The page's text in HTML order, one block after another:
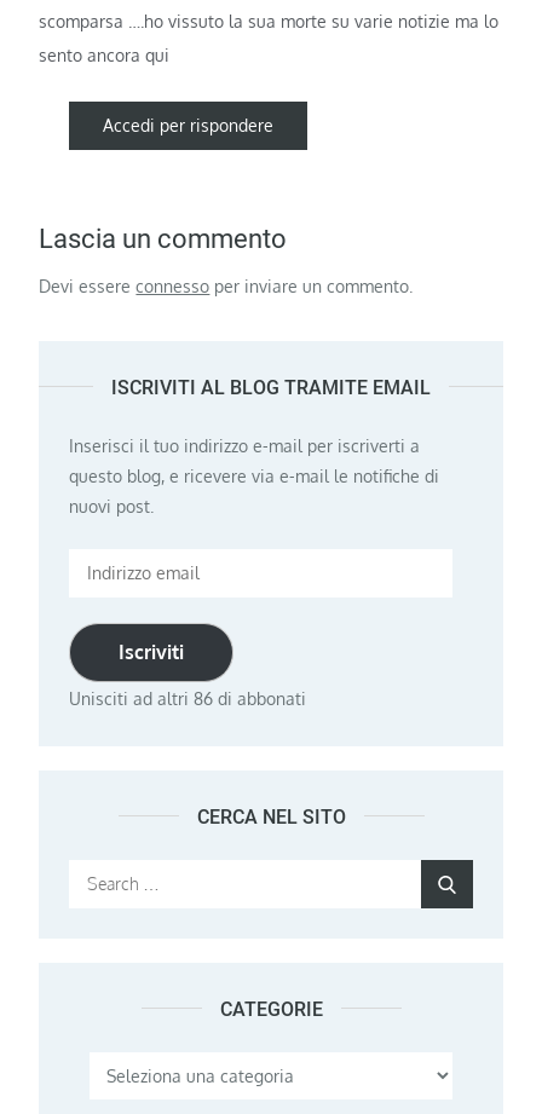
scomparsa ….ho vissuto la sua morte su varie notizie ma lo
sento ancora qui
Accedi per rispondere
Lascia un commento
Devi essereconnesso per inviare un commento.
ISCRIVITI AL BLOG TRAMITE EMAIL
Inserisci il tuo indirizzo e-mail per iscriverti a
questo blog, e ricevere via e-mail le notifiche di
nuovi post.
Indirizzo
Iscriviti
Unisciti ad altri 86 di abbonati
CERCA NEL SITO
Search
CATEGORIE
Categorie